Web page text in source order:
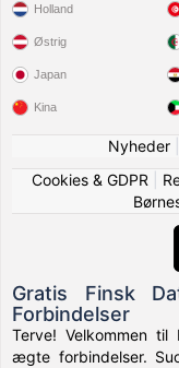
Holland
Østrig
Japan
Kina
Nyheder|
Cookies & GDPR
Gratis Finsk
Forbindelser
Terve! Velkommen
ægte forbindelser.